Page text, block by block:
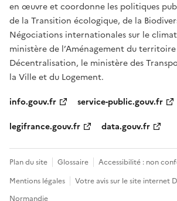
en œuvre et coordonne les politiques
de la Transition écologique, de la
Négociations internationales sur le
ministère de l’Aménagement du
Décentralisation, le ministère des
la Ville et du Logement.
info.gouv.fr
service-public.gouv.fr
legifrance.gouv.fr
data.gouv.fr
Plan du site Glossaire
Accessibilité : non
Mentions légales
Votre avis sur le site internet
Normandie